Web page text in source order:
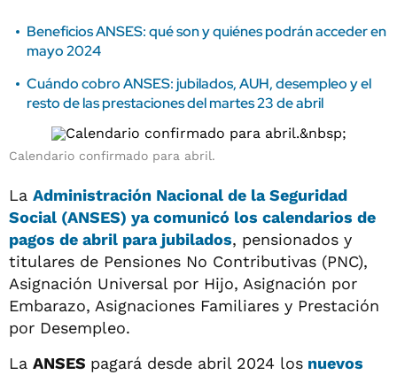
Beneficios ANSES: qué son y quiénes podrán acceder en
mayo 2024
Cuándo cobro ANSES: jubilados, AUH, desempleo y el
resto de las prestaciones del martes 23 de abril
Calendario confirmado para abril.
La Administración Nacional de la Seguridad
Social (ANSES) ya comunicó los calendarios de
pagos de abril para jubilados, pensionados y
titulares de Pensiones No Contributivas (PNC),
Asignación Universal por Hijo, Asignación por
Embarazo, Asignaciones Familiares y Prestación
por Desempleo.
La ANSES pagará desde abril 2024 los nuevos